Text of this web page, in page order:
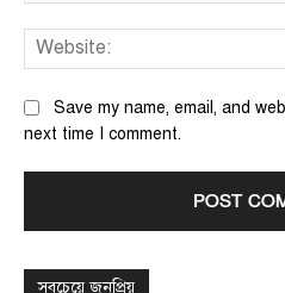
Save my name, email, and
next time I comment.
সবচেয়ে জনপ্রিয়